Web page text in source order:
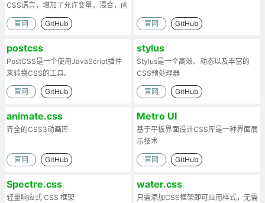
CSS语言，增加了允许变量，混合，函
数和许多其他技术的功能
官网 GitHub 官网 GitHub
postcss
PostCSS是一个使用JavaScript插件
来转换CSS的工具。
官网 GitHub
stylus
Stylus是一个高效、动态以及丰富的
CSS预处理器
官网 GitHub
animate.css
齐全的CSS3动画库
官网 GitHub
Metro UI
基于平板界面设计CSS库是一种界面展
示技术
官网 GitHub
Spectre.css
轻量响应式 CSS 框架
water.css
只需添加CSS框架即可应用样式，无需